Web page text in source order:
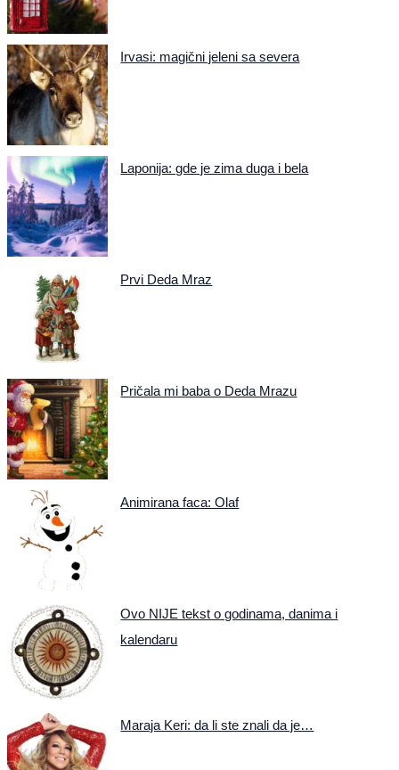
Irvasi: magični jeleni sa severa
Laponija: gde je zima duga i bela
Prvi Deda Mraz
Pričala mi baba o Deda Mrazu
Animirana faca: Olaf
Ovo NIJE tekst o godinama, danima i
kalendaru
Maraja Keri: da li ste znali da je…